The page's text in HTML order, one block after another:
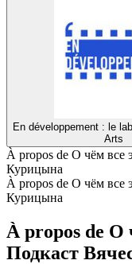
En développement : le
Arts
À propos de О чём все
Курицына
À propos de О чём все
Курицына
À propos de О
Подкаст